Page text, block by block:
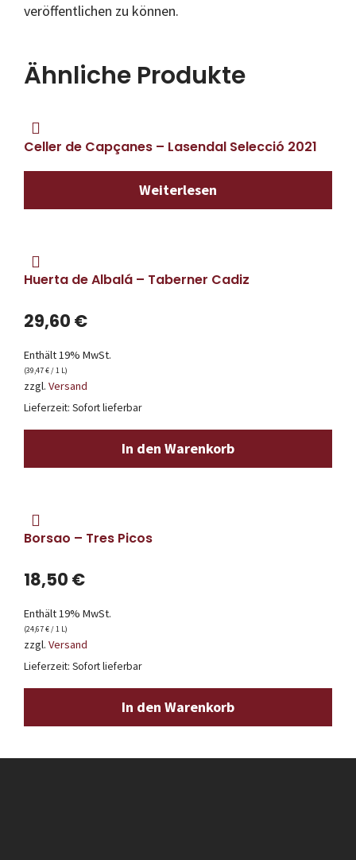
veröffentlichen zu können.
Ähnliche Produkte
Celler de Capçanes – Lasendal Selecció 2021
Weiterlesen
Huerta de Albalá – Taberner Cadiz
29,60 €
Enthält 19% MwSt.
(39,47€/ 1 L)
zzgl. Versand
Lieferzeit: Sofort lieferbar
In den Warenkorb
Borsao – Tres Picos
18,50 €
Enthält 19% MwSt.
(24,67€/ 1 L)
zzgl. Versand
Lieferzeit: Sofort lieferbar
In den Warenkorb